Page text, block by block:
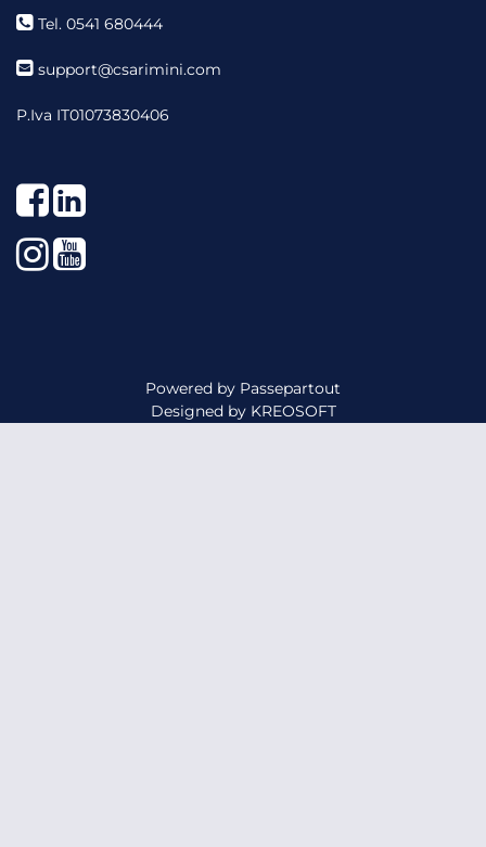
Tel. 0541 680444
support@csarimini.com
P.Iva IT01073830406
Facebook
LinkedIn
Instagram
YouTube
Powered by Passepartout
Designed by KREOSOFT